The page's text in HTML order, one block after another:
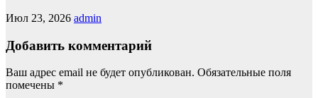
Июл 23, 2026 admin
Добавить комментарий
Ваш адрес email не будет опубликован. Обязательные поля
помечены *